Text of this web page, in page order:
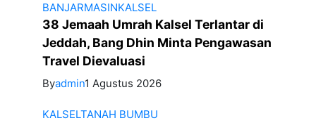
BANJARMASINKALSEL
38 Jemaah Umrah Kalsel Terlantar di
Jeddah, Bang Dhin Minta Pengawasan
Travel Dievaluasi
Byadmin1 Agustus 2026
KALSELTANAH BUMBU